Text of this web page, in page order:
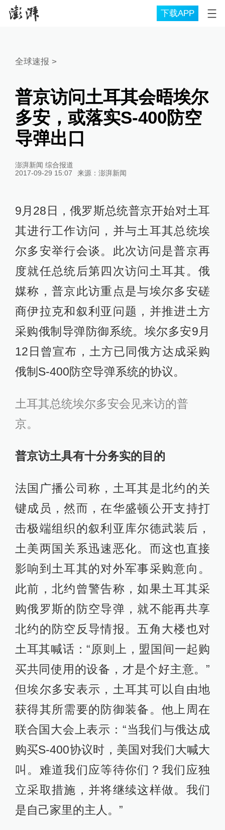
下载APP
全球速报 >
普京访问土耳其会晤埃尔
多安，或落实S-400防空
导弹出口
澎湃新闻 综合报道
2017-09-29 15:07
来源： 澎湃新闻
9月28日，俄罗斯总统普京开始对土耳
其进行工作访问，并与土耳其总统埃
尔多安举行会谈。此次访问是普京再
度就任总统后第四次访问土耳其。俄
媒称，普京此访重点是与埃尔多安磋
商伊拉克和叙利亚问题，并推进土方
采购俄制导弹防御系统。埃尔多安9月
12日曾宣布，土方已同俄方达成采购
俄制S-400防空导弹系统的协议。
土耳其总统埃尔多安会见来访的普
京。
普京访土具有十分务实的目的
法国广播公司称，土耳其是北约的关
键成员，然而，在华盛顿公开支持打
击极端组织的叙利亚库尔德武装后，
土美两国关系迅速恶化。而这也直接
影响到土耳其的对外军事采购意向。
此前，北约曾警告称，如果土耳其采
购俄罗斯的防空导弹，就不能再共享
北约的防空反导情报。五角大楼也对
土耳其喊话：“原则上，盟国间一起购
买共同使用的设备，才是个好主意。”
但埃尔多安表示，土耳其可以自由地
获得其所需要的防御装备。他上周在
联合国大会上表示：“当我们与俄达成
购买S-400协议时，美国对我们大喊大
叫。难道我们应等待你们？我们应独
立采取措施，并将继续这样做。我们
是自己家里的主人。”